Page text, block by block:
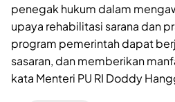
penegak hukum dalam
upaya rehabilitasi sarana dan
program pemerintah dapat
sasaran, dan memberikan
kata Menteri PU RI Doddy